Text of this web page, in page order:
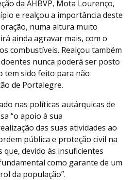
da AHBVP, Mota Lourenço,
e realçou a importância deste
numa altura muito
ainda agravar mais, com o
combustíveis. Realçou também
nunca poderá ser posto
tem sido feito para não
de Portalegre.
nas políticas autárquicas de
“o apoio à sua
das suas atividades ao
pública e proteção civil na
devido às insuficientes
como garante de um
da população”.